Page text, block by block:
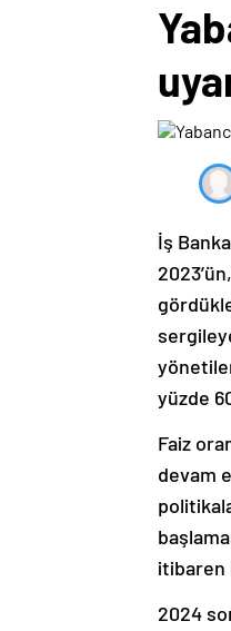
İş
yüzde
Faiz
devam
itibaren
2024